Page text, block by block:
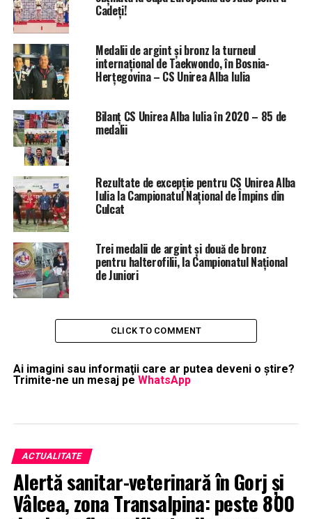
Cadeți!
Medalii de argint și bronz la turneul
internațional de Taekwondo, în Bosnia-
Herțegovina – CS Unirea Alba Iulia
Bilanț CS Unirea Alba Iulia în 2020 – 85 de
medalii
Rezultate de excepție pentru CS Unirea Alba
Iulia la Campionatul Național de Împins din
Culcat
Trei medalii de argint și două de bronz
pentru halterofilii, la Campionatul Național
de Juniori
CLICK TO COMMENT
Ai imagini sau informaţii care ar putea deveni o ştire?
Trimite-ne un mesaj pe WhatsApp
ACTUALITATE
Alertă sanitar-veterinară în Gorj și
Vâlcea, zona Transalpina: peste 800